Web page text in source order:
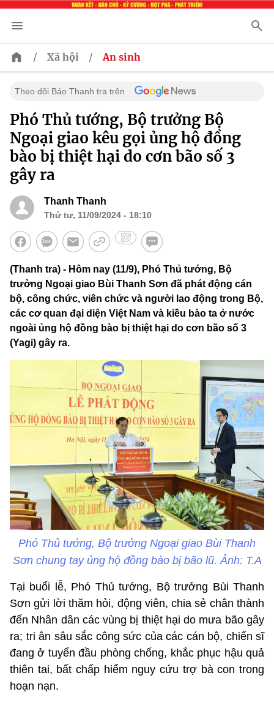
/ Xã hội / An sinh
Theo dõi Báo Thanh tra trên
Phó Thủ tướng, Bộ trưởng Bộ
Ngoại giao kêu gọi ủng hộ đồng
bào bị thiệt hại do cơn bão số 3
gây ra
Thanh Thanh
Thứ tư, 11/09/2024 - 18:10
(Thanh tra) - Hôm nay (11/9), Phó Thủ tướng, Bộ
trưởng Ngoại giao Bùi Thanh Sơn đã phát động cán
bộ, công chức, viên chức và người lao động trong Bộ,
các cơ quan đại diện Việt Nam và kiều bào ta ở nước
ngoài ủng hộ đồng bào bị thiệt hại do cơn bão số 3
(Yagi) gây ra.
Phó Thủ tướng, Bộ trưởng Ngoại giao Bùi Thanh
Sơn chung tay ủng hộ đồng bào bị bão lũ. Ảnh: T.A
Tại buổi lễ, Phó Thủ tướng, Bộ trưởng Bùi Thanh
Sơn gửi lời thăm hỏi, động viên, chia sẻ chân thành
đến Nhân dân các vùng bị thiệt hại do mưa bão gây
ra; tri ân sâu sắc công sức của các cán bộ, chiến sĩ
đang ở tuyển đầu phòng chống, khắc phục hậu quả
thiên tai, bất chấp hiểm nguy cứu trợ bà con trong
hoạn nạn.